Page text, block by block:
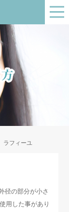
フィーユ
径の部分が小さ
用した事があり